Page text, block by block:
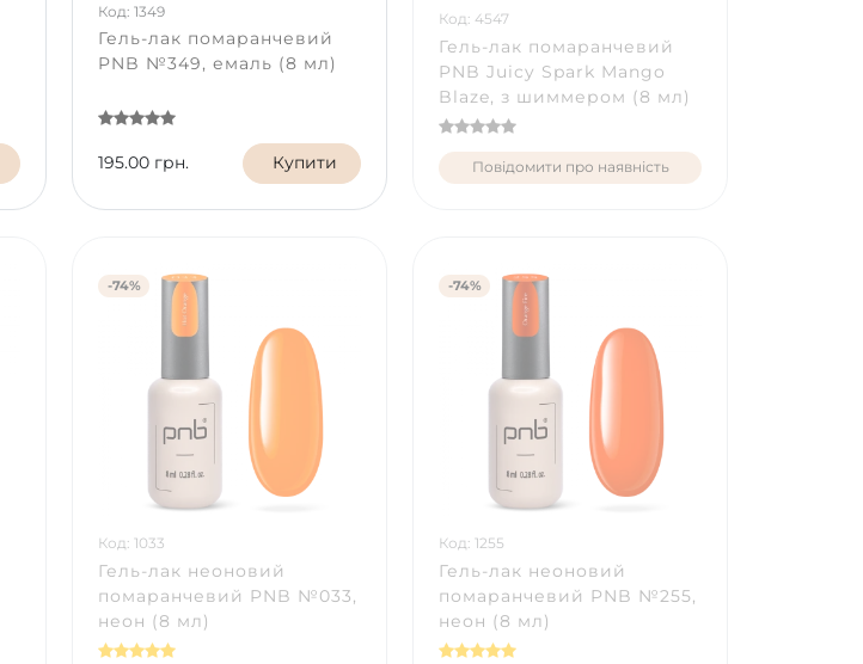
Код: 1349
Гель-лак помаранчевий
PNB №349, емаль (8 мл)
195.00 грн. Купити
Код: 4547
Гель-лак помаранчевий
PNB Juicy Spark Mango
Blaze, з шиммером (8 мл)
Повідомити про наявність
-74%
Код: 1033
Гель-лак неоновий
помаранчевий PNB №033,
неон (8 мл)
-74%
Код: 1255
Гель-лак неоновий
помаранчевий PNB №255,
неон (8 мл)